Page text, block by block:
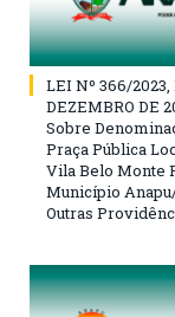
LEI Nº 366/2023,
DEZEMBRO DE
Sobre
Praça Pública
Vila Belo Monte
Município
Outras